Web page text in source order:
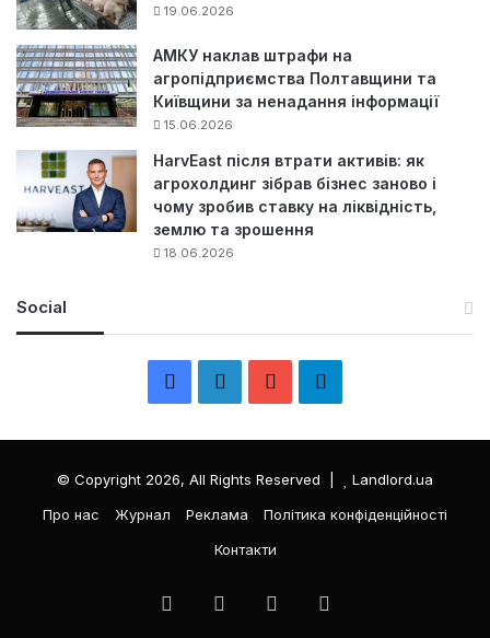
19.06.2026
АМКУ наклав штрафи на
агропідприємства Полтавщини та
Київщини за ненадання інформації
15.06.2026
HarvEast після втрати активів: як
агрохолдинг зібрав бізнес заново і
чому зробив ставку на ліквідність,
землю та зрошення
18.06.2026
Social
e
k
e
T
л
е
р
© Copyright 2026, All Rights Reserved |
Landlord.ua
Про нас
Журнал Реклама
Політика конфіденційності
Контакти
FacebookLinkedInYouTube